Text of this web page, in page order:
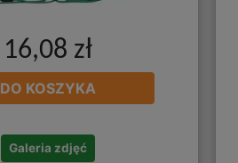
16,08 zł
DO KOSZYKA
Galeria zdjęć